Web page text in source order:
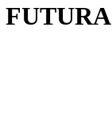
FUTURA